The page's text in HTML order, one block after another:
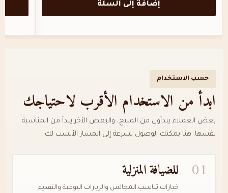
إضافة إلى السلة
حسب الاستخدام
ابدأ من الاستخدام الأقرب لاحتياجك
بعض العملاء يبدأون من المنتج، والبعض الآخر يبدأ من المناسبة
نفسها. هنا يمكنك الوصول بسرعة إلى المسار الأنسب لك.
01 للضيافة المنزلية
خيارات تناسب المجالس والزيارات اليومية والتقديم